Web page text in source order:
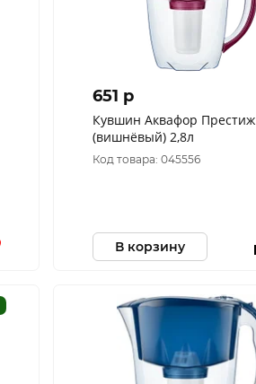
651 p
Кувшин Аквафор Престиж
(вишнёвый) 2,8л
Код товара: 045556
В корзину